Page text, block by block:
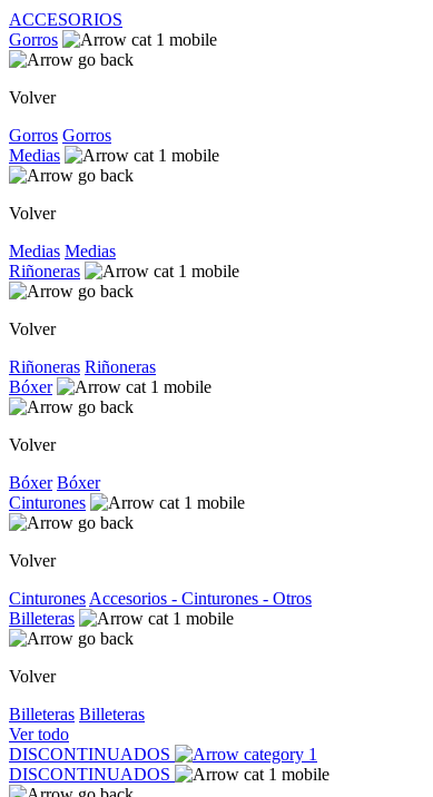
ACCESORIOS
Gorros
Volver
Gorros Gorros
Medias
Volver
Medias Medias
Riñoneras
Volver
Riñoneras Riñoneras
Bóxer
Volver
Bóxer Bóxer
Cinturones
Volver
Cinturones Accesorios - Cinturones - Otros
Billeteras
Volver
Billeteras Billeteras
Ver todo
DISCONTINUADOS
DISCONTINUADOS